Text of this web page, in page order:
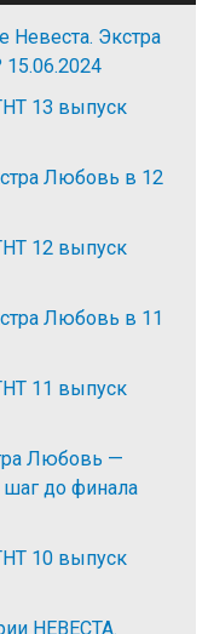
Невеста. Экстра
15.06.2024
13 выпуск
Любовь в 12
12 выпуск
Любовь в 11
11 выпуск
Любовь —
шаг до финала
10 выпуск
НЕВЕСТА.